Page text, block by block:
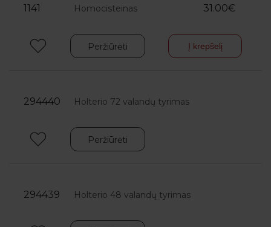
1141 Homocisteinas 31.00€
Peržiūrėti Į krepšelį
294440 Holterio 72 valandų tyrimas
Peržiūrėti
294439 Holterio 48 valandų tyrimas